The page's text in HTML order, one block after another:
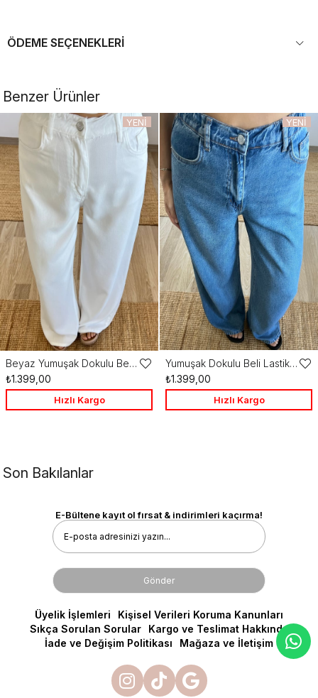
ÖDEME SEÇENEKLERI
Benzer Ürünler
YENI
ÜRÜN
Beyaz Yumuşak Dokulu Beli Lastikli Jean
Favorilere
Ekle
₺1.399,00
Hızlı Kargo
YENI
ÜRÜN
Yumuşak Dokulu Beli Lastikli Jean
Ekle
₺1.399,00
Hızlı Kargo
Son Bakılanlar
E-Bültene kayıt ol fırsat & indirimleri kaçırma!
Gönder
Üyelik İşlemleri
Kişisel Verileri Koruma Kanunları
Sıkça Sorulan Sorular
Kargo ve Teslimat Hakkında
İade ve Değişim Politikası
Mağaza ve İletişim